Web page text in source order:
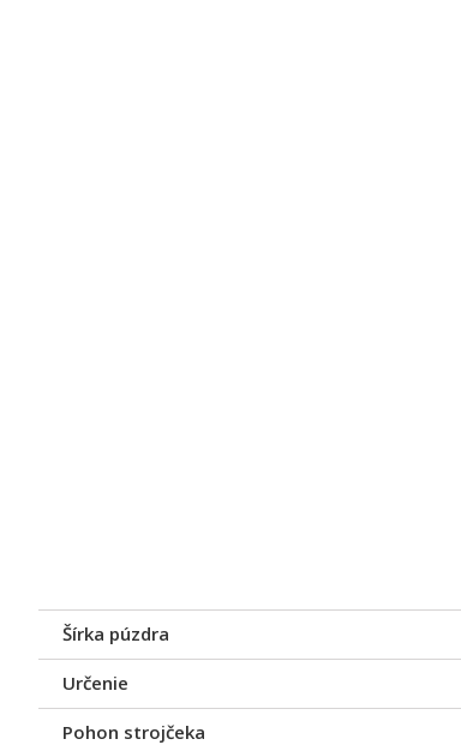
Šírka púzdra
Určenie
Pohon strojčeka